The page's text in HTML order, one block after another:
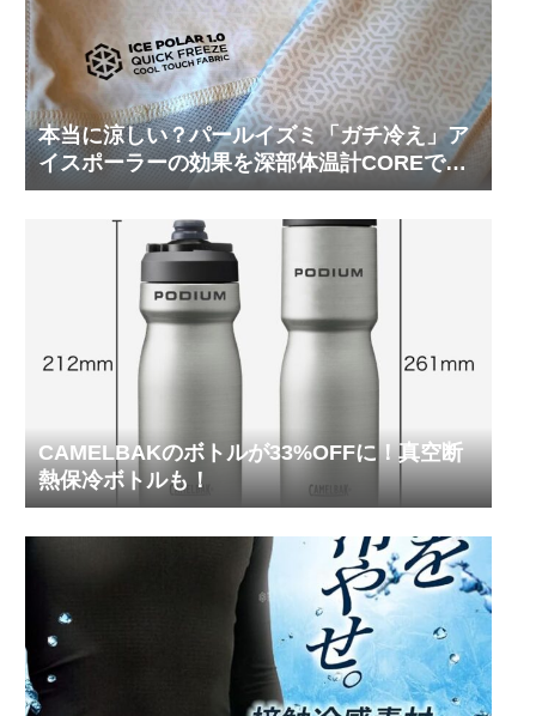
本当に涼しい？パールイズミ「ガチ冷え」ア
イスポーラーの効果を深部体温計COREで測
ってみた
CAMELBAKのボトルが33%OFFに！真空断
熱保冷ボトルも！